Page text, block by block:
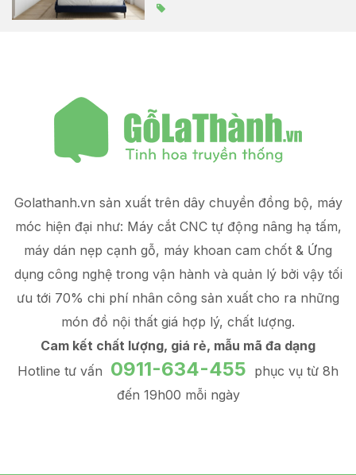
Golathanh.vn sản xuất trên dây chuyền đồng bộ, máy
móc hiện đại như: Máy cắt CNC tự động nâng hạ tấm,
máy dán nẹp cạnh gỗ, máy khoan cam chốt & Ứng
dụng công nghệ trong vận hành và quản lý bởi vậy tối
ưu tới 70% chi phí nhân công sản xuất cho ra những
món đồ nội thất giá hợp lý, chất lượng.
Cam kết chất lượng, giá rẻ, mẫu mã đa dạng
Hotline tư vấn 0911-634-455 phục vụ từ 8h
đến 19h00 mỗi ngày